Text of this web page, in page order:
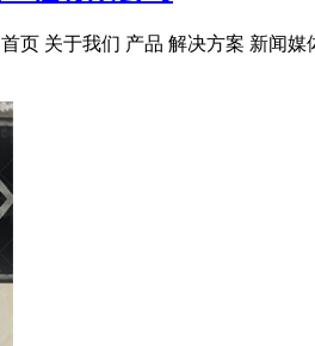
页 关于我们 产品 解决方案 新闻